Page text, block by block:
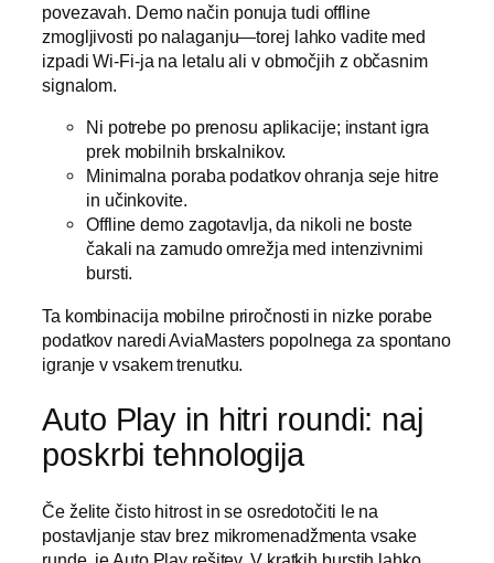
povezavah. Demo način ponuja tudi offline
zmogljivosti po nalaganju—torej lahko vadite med
izpadi Wi‑Fi-ja na letalu ali v območjih z občasnim
signalom.
Ni potrebe po prenosu aplikacije; instant igra
prek mobilnih brskalnikov.
Minimalna poraba podatkov ohranja seje hitre
in učinkovite.
Offline demo zagotavlja, da nikoli ne boste
čakali na zamudo omrežja med intenzivnimi
bursti.
Ta kombinacija mobilne priročnosti in nizke porabe
podatkov naredi AviaMasters popolnega za spontano
igranje v vsakem trenutku.
Auto Play in hitri roundi: naj
poskrbi tehnologija
Če želite čisto hitrost in se osredotočiti le na
postavljanje stav brez mikromenadžmenta vsake